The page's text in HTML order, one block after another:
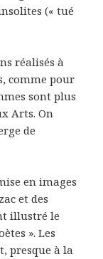
(« tué
réalisés à
comme pour
sont plus
Arts. On
de
en images
et des
illustré le
». Les
presque à la